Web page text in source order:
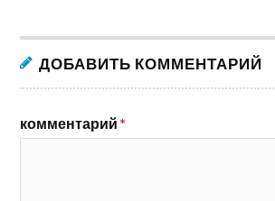
ДОБАВИТЬ КОММЕНТАРИЙ
комментарий *